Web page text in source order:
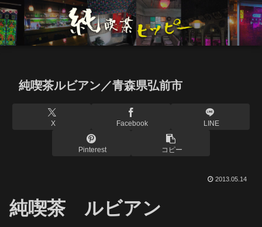
純喫茶ルビアン／青森県弘前市
X Facebook LINE
Pinterest コピー
2013.05.14
純喫茶 ルビアン